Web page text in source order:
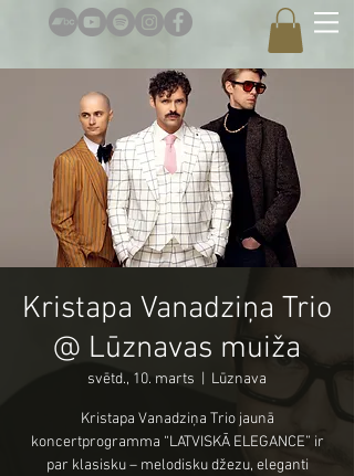
Kristapa Vanadziņa Trio
@ Lūznavas muiža
svētd., 10. marts Lūznava
Kristapa Vanadziņa Trio jaunā
koncertprogramma “LATVISKĀ ELEGANCE” ir
par klasisku – melodisku džezu, eleganti